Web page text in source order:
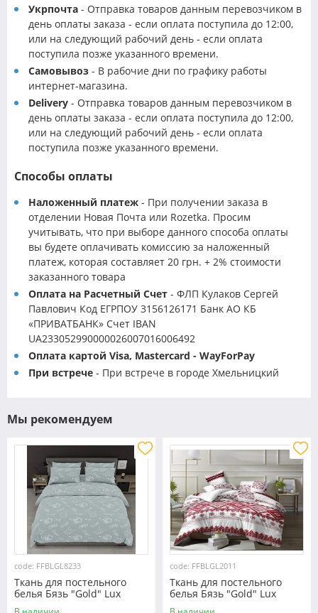
Укрпочта - Отправка товаров данным перевозчиком в
день оплаты заказа - если оплата поступила до 12:00,
или на следующий рабочий день - если оплата
поступила позже указанного времени.
Самовывоз - В рабочие дни по графику работы
интернет-магазина.
Delivery - Отправка товаров данным перевозчиком в
день оплаты заказа - если оплата поступила до 12:00,
или на следующий рабочий день - если оплата
поступила позже указанного времени.
Способы оплаты
Наложенный платеж - При получении заказа в
отделении Новая Почта или Rozetka. Просим
учитывать, что при выборе данного способа оплаты
вы будете оплачивать комиссию за наложенный
платеж, которая составляет 20 грн. + 2% стоимости
заказанного товара
Оплата на Расчетный Счет - ФЛП Кулаков Сергей
Павлович Код ЕГРПОУ 3156126171 Банк АО КБ
«ПРИВАТБАНК» Счет IBAN
UA233052990000026007016006492
Оплата картой Visa, Mastercard - WayForPay
При встрече - При встрече в городе Хмельницкий
Мы рекомендуем
code: FFBLGL8233
Ткань для постельного
белья Бязь "Gold" Lux
GL8233
code: FFBLGL2011
Ткань для постельного
белья Бязь "Gold" Lux
"Украинский орнамент"